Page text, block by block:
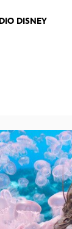
DISNEY